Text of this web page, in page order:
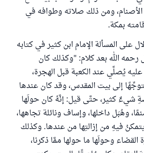
ومن ذلك صلاته وطوافه في
بمكة.
على المسألة الإمام ابن كثير في كتابه
رحمه الله بعد كلام: "وكذلك كان
يُصلِّي عند الكعبة قبل الهجرة،
إلى بيت المقدس، وقد كان عندها
شيءٌ كثير، حتَّى قيل: إنَّهُ كان حولَها
وهُبَل داخلها، وإساف ونائلة تجاهها،
فيهِ من إزالتِها من عندها. وكذلك
وحولَها ما حولها ممَّا ذكرنا،